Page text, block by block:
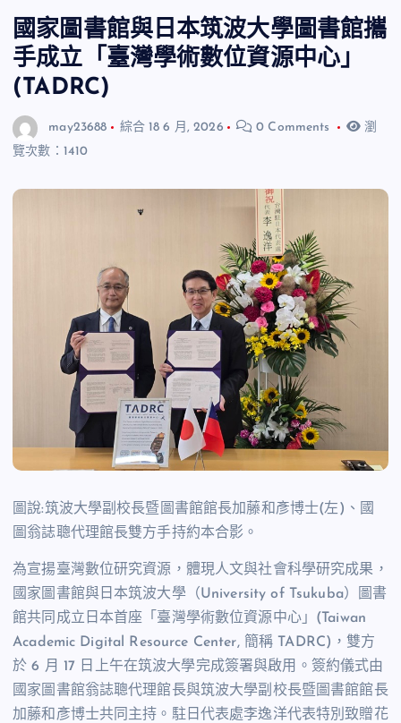
國家圖書館與日本筑波大學圖書館攜
手成立「臺灣學術數位資源中心」
(TADRC)
may23688 綜合 18 6 月, 2026 0 Comments
瀏
覽次數：1410
圖說:筑波大學副校長暨圖書館館長加藤和彥博士(左 ) 、國
圖翁誌聰代理館長雙方手持約本合影。
為宣揚臺灣數位研究資源，體現人文與社會科學研究成果，
國家圖書館與日本筑波大學（University of Tsukuba）圖書
館共同成立日本首座「臺灣學術數位資源中心」 (Taiwan
Academic Digital Resource Center, 簡稱 TADRC) ，雙方
於 6 月 17
日上午在筑波大學完成簽署與啟用。簽約儀式由
國家圖書館翁誌聰代理館長與筑波大學副校長暨圖書館館長
加藤和彥博士共同主持。駐日代表處李逸洋代表特別致贈花